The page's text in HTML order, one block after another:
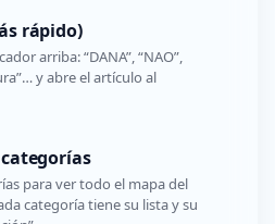
rápido)
arriba: “DANA”, “NAO”,
y abre el artículo al
para ver todo el mapa del
categoría tiene su lista y su